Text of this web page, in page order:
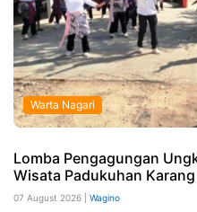
Warta Nagari
Lomba Pengagungan
Wisata Padukuhan Karang
07 August 2026 | Wagino